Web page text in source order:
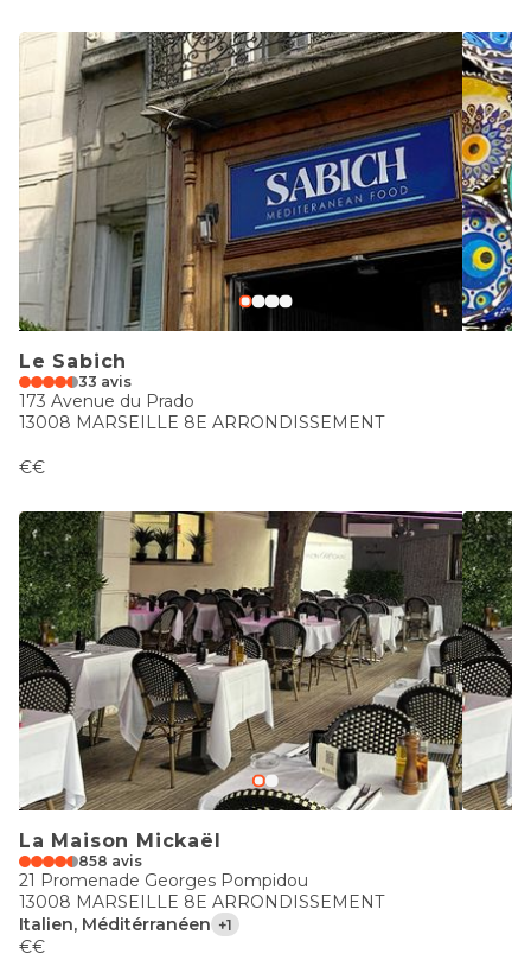
Le Sabich
33 avis
173 Avenue du Prado
13008 MARSEILLE 8E ARRONDISSEMENT
€€
La Maison Mickaël
858 avis
21 Promenade Georges Pompidou
13008 MARSEILLE 8E ARRONDISSEMENT
Italien, Méditérranéen +1
€€